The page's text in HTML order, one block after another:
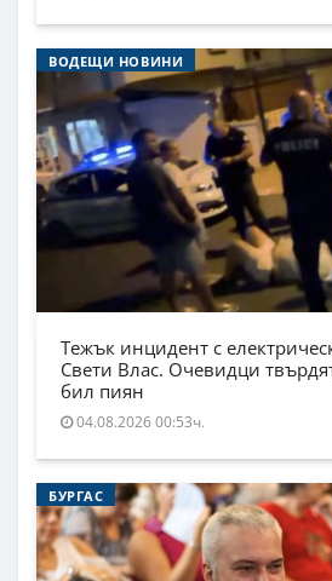
ВОДЕЩИ НОВИНИ
Тежък инцидент с
Свети Влас. Очевидци
бил пиян
04.08.2026 00:53ч.
БУРГАС